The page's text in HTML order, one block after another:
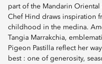
part of the Mandarin Oriental
Chef Hind draws inspiration
childhood in the medina.
Tangia Marrakchia,
Pigeon Pastilla reflect her
best : one of generosity,